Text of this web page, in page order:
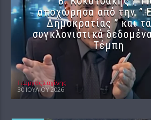
αποχώρησα από την ”
Δημοκρατίας ” και
συγκλονιστικά
Τέμπη
Γιώργος Σαχίνης
30 ΙΟΥΛΊΟΥ 2026